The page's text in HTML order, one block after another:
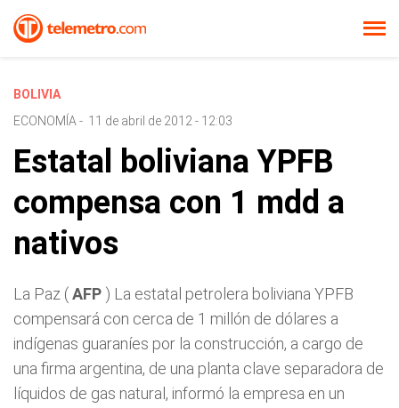
BOLIVIA
ECONOMÍA - 11 de abril de 2012 - 12:03
Estatal boliviana YPFB
compensa con 1 mdd a
nativos
La Paz (AFP ) La estatal petrolera boliviana YPFB
compensará con cerca de 1 millón de dólares a
indígenas guaraníes por la construcción, a cargo de
una firma argentina, de una planta clave separadora de
líquidos de gas natural, informó la empresa en un